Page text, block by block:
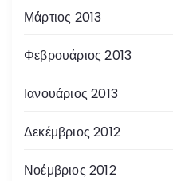
Μάρτιος 2013
Φεβρουάριος 2013
Ιανουάριος 2013
Δεκέμβριος 2012
Νοέμβριος 2012